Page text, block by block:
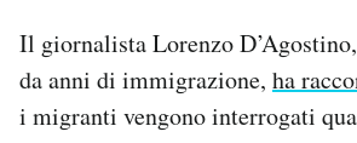
Il giornalista Lorenzo
da anni di immigrazione, ha
i migranti vengono interrogati